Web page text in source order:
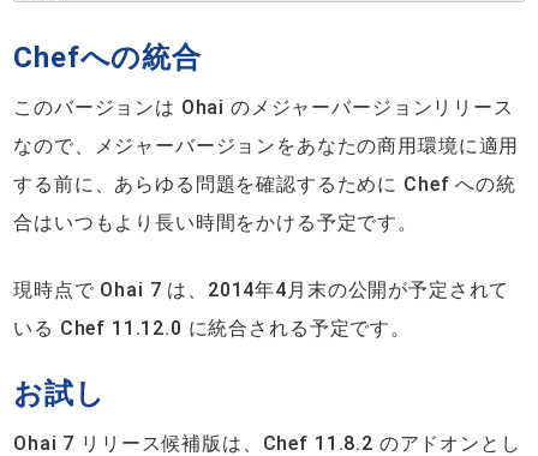
Chefへの統合
このバージョンは Ohai のメジャーバージョンリリース
なので、メジャーバージョンをあなたの商用環境に適用
する前に、あらゆる問題を確認するために Chef への統
合はいつもより長い時間をかける予定です。
現時点で Ohai 7 は、2014年4月末の公開が予定されて
いる Chef 11.12.0 に統合される予定です。
お試し
Ohai 7 リリース候補版は、Chef 11.8.2 のアドオンとし